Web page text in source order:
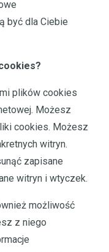
być dla Ciebie
plików cookies
Możesz
cookies. Możesz
witryn.
zapisane
witryn i wtyczek.
możliwość
z niego